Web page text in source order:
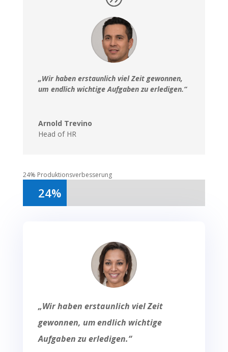
„Wir haben erstaunlich viel Zeit gewonnen,
um endlich wichtige Aufgaben zu erledigen.“
Arnold Trevino
Head of HR
24% Produktionsverbesserung
24%
24%
„Wir haben erstaunlich viel Zeit
gewonnen, um endlich wichtige
Aufgaben zu erledigen.“